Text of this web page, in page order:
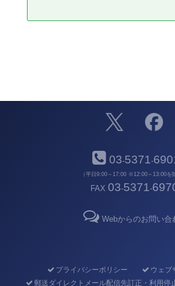
03-5371-
（平日9:00～17:00 ※12:00～13:00を
FAX 03-5371-
Webからのお問い合
プライバシーポリシー
ウェブ
郵送ダイレクトメール配信先訂正・利用停